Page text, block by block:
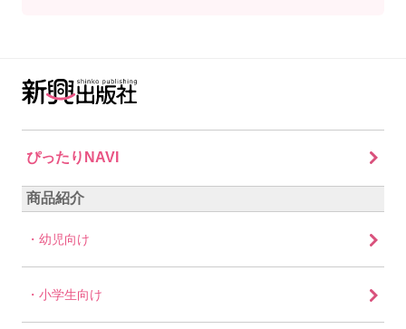
ぴったりNAVI
商品紹介
幼児向け
小学生向け